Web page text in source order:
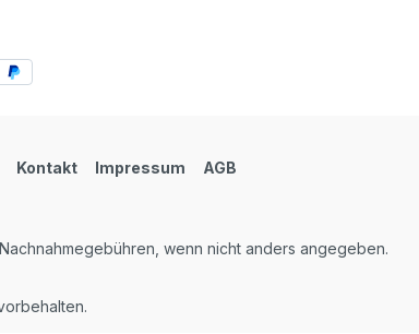
Kontakt Impressum AGB
wenn nicht anders angegeben.